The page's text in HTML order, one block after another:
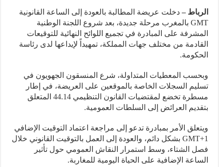
–دخلت عريضة المطالبة بالعودة إلى الساعة القانونية
GMT بالمغرب مرحلة جديدة، بعد شروع اللجنة الوطنية
على المبادرة في تجميع اللوائح النهائية للتوقيعات
من مختلف جهات المملكة، تمهيداً لإيداعها لدى رئاسة
المعطيات المتداولة، شرع المنسقون الجهويون في
السجلات الخاصة بالموقعين على العريضة، في إطار
مسطرة تخضع لمقتضيات القانون التنظيمي 44.14 المتعلق
العرائض إلى السلطات العمومية.
الأمر بمبادرة تدعو إلى مراجعة اعتماد التوقيت الإضافي
GMT+1 بشكل دائم، والعودة إلى العمل بالتوقيت القانوني خلال
الشتاء، وسط استمرار النقاش العمومي حول تأثير
الإضافية على الحياة اليومية للمغاربة.